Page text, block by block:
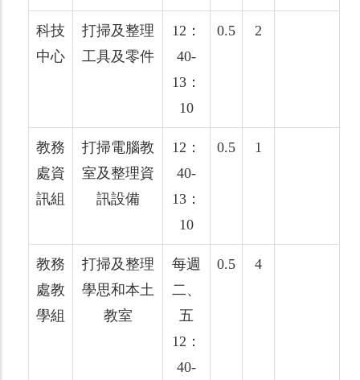
科技
中心
打掃及整理
工具及零件
12：
40-
13：
10
0.5 2
教務
處資
訊組
打掃電腦教
室及整理資
訊設備
12：
40-
13：
10
0.5 1
教務
處教
學組
打掃及整理
學思和本土
教室
每週
二、
五
12：
40-
0.5 4